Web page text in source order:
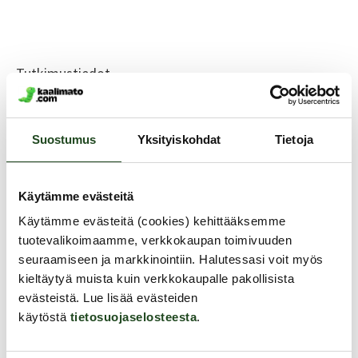
Suostumus Yksityiskohdat Tietoja
Käytämme evästeitä
Käytämme evästeitä (cookies) kehittääksemme
tuotevalikoimaamme, verkkokaupan toimivuuden
seuraamiseen ja markkinointiin. Halutessasi voit myös
kieltäytyä muista kuin verkkokaupalle pakollisista
evästeistä. Lue lisää evästeiden
käytöstä tietosuojaselosteesta.
Tutkimustiedot
perustuvat Kaalimato.comin tilaamaan ja
Pohjoisranta BCW:n suunnittelemaan ja analysoimaan
suomalaisten seksielämää ja seksuaalisuutta
koottiin verkkotutkimusyhtiö Bilendin M3 Paneelissa
huhtikuussa 2021. Tutkimukseen vastasi 1 000 iältään
18–70-vuotiasta suomalaista. Otos on iältään,
sukupuoleltaan ja alueellisesti kansallisesti edustava.
Tutustu aiempiin tutkimustuloksiin tarkemmin